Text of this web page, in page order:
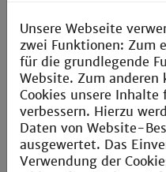
+49 621 292-6436
info.asta@th-
Unsere Webseite
zwei Funktionen: Zum
für die grundlegende
Website. Zum
Cookies unsere
verbessern. Hierzu
Daten von Website-
ausgewertet. Das
Verwendung der